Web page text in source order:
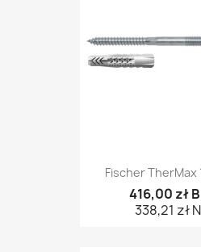
Fischer TherMax
416,00 zł
338,21 zł